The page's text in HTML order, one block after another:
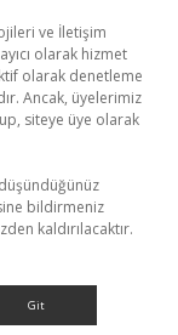
ve İletişim
olarak hizmet
olarak denetleme
Ancak, üyelerimiz
siteye üye olarak
bildirmeniz
kaldırılacaktır.